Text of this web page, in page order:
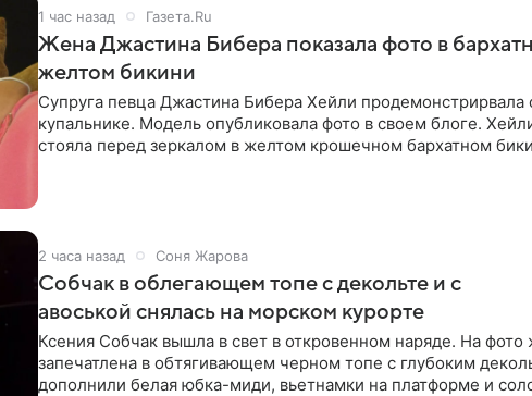
1 час назад Газета.Ru
Жена Джастина Бибера показала фото в
желтом бикини
Супруга певца Джастина Бибера Хейли продемонстрирвала
купальнике. Модель опубликовала фото в своем блоге.
стояла перед зеркалом в желтом крошечном бархатном
2 часа назад Соня Жарова
Собчак в облегающем топе с декольте и с
авоськой снялась на морском курорте
Ксения Собчак вышла в свет в откровенном наряде. На фото
запечатлена в обтягивающем черном топе с глубоким
дополнили белая юбка-миди, вьетнамки на платформе и